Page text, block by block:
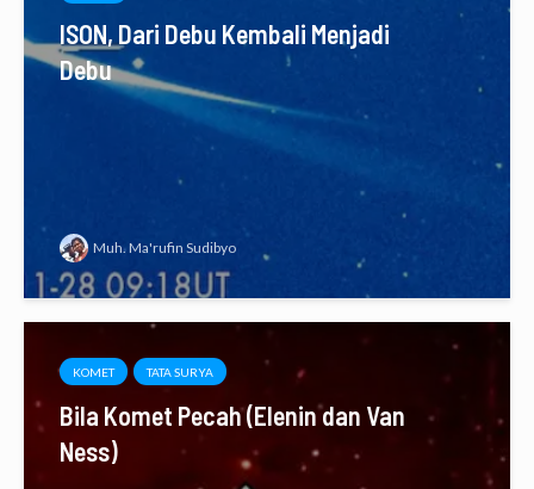
ISON, Dari Debu Kembali Menjadi
Debu
Muh. Ma'rufin Sudibyo
KOMET TATA SURYA
Bila Komet Pecah (Elenin dan Van
Ness)